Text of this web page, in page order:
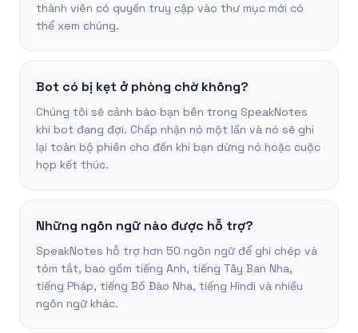
thành viên có quyền truy cập vào thư mục mới có
thể xem chúng.
Bot có bị kẹt ở phòng chờ không?
Chúng tôi sẽ cảnh báo bạn bên trong SpeakNotes
khi bot đang đợi. Chấp nhận nó một lần và nó sẽ ghi
lại toàn bộ phiên cho đến khi bạn dừng nó hoặc cuộc
họp kết thúc.
Những ngôn ngữ nào được hỗ trợ?
SpeakNotes hỗ trợ hơn 50 ngôn ngữ để ghi chép và
tóm tắt, bao gồm tiếng Anh, tiếng Tây Ban Nha,
tiếng Pháp, tiếng Bồ Đào Nha, tiếng Hindi và nhiều
ngôn ngữ khác.